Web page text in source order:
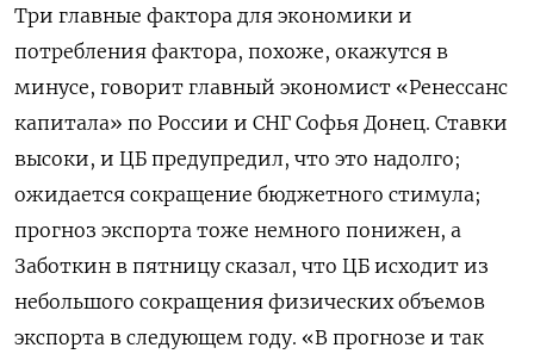
Три главные фактора для экономики и
потребления фактора, похоже, окажутся в
минусе, говорит главный экономист «Ренессанс
капитала» по России и СНГ Софья Донец. Ставки
высоки, и ЦБ предупредил, что это надолго;
ожидается сокращение бюджетного стимула;
прогноз экспорта тоже немного понижен, а
Заботкин в пятницу сказал, что ЦБ исходит из
небольшого сокращения физических объемов
экспорта в следующем году. «В прогнозе и так